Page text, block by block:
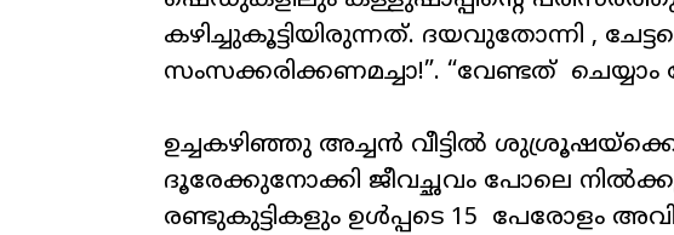
കഴിച്ചുകൂട്ടിയിരുന്നത്. ദയവുതോന്നി ,
സംസക്കരിക്കണമച്ചാ!”. “വേണ്ടത്
ഉച്ചകഴിഞ്ഞു അച്ചൻ വീട്ടിൽ
ദൂരേക്കുനോക്കി ജീവച്ഛവം പോലെ
രണ്ടുകുട്ടികളും ഉൾപ്പടെ 15 പേരോളം